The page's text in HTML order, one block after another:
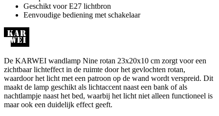
Geschikt voor E27 lichtbron
Eenvoudige bediening met schakelaar
De KARWEI wandlamp Nine rotan 23x20x10 cm zorgt voor een
zichtbaar lichteffect in de ruimte door het gevlochten rotan,
waardoor het licht met een patroon op de wand wordt verspreid. Dit
maakt de lamp geschikt als lichtaccent naast een bank of als
nachtlampje naast het bed, waarbij het licht niet alleen functioneel is
maar ook een duidelijk effect geeft.